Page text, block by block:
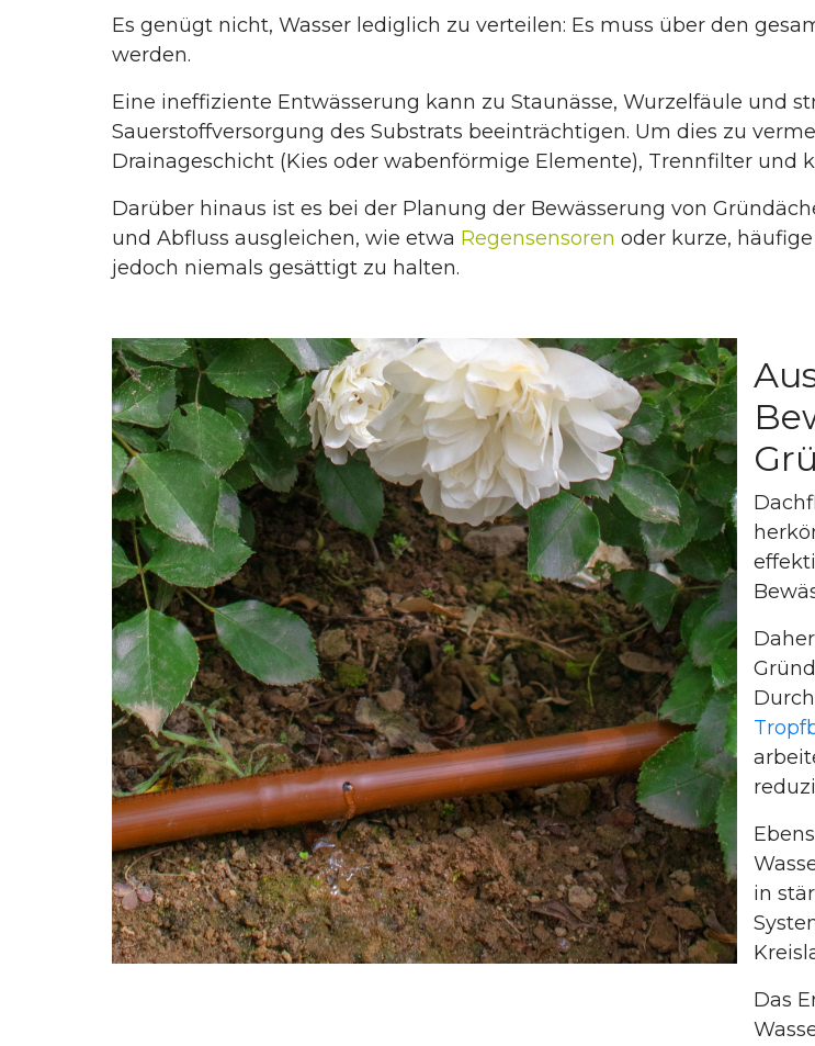
Es genügt nicht, Wasser lediglich zu verteilen: Es muss über den
werden.
Eine ineffiziente Entwässerung kann zu Staunässe, Wurzelfäule und
Sauerstoffversorgung des Substrats beeinträchtigen. Um dies zu
Drainageschicht (Kies oder wabenförmige Elemente), Trennfilter und
Darüber hinaus ist es bei der Planung der Bewässerung von
und Abfluss ausgleichen, wie etwa Regensensoren oder kurze,
jedoch niemals gesättigt zu halten.
in
Das